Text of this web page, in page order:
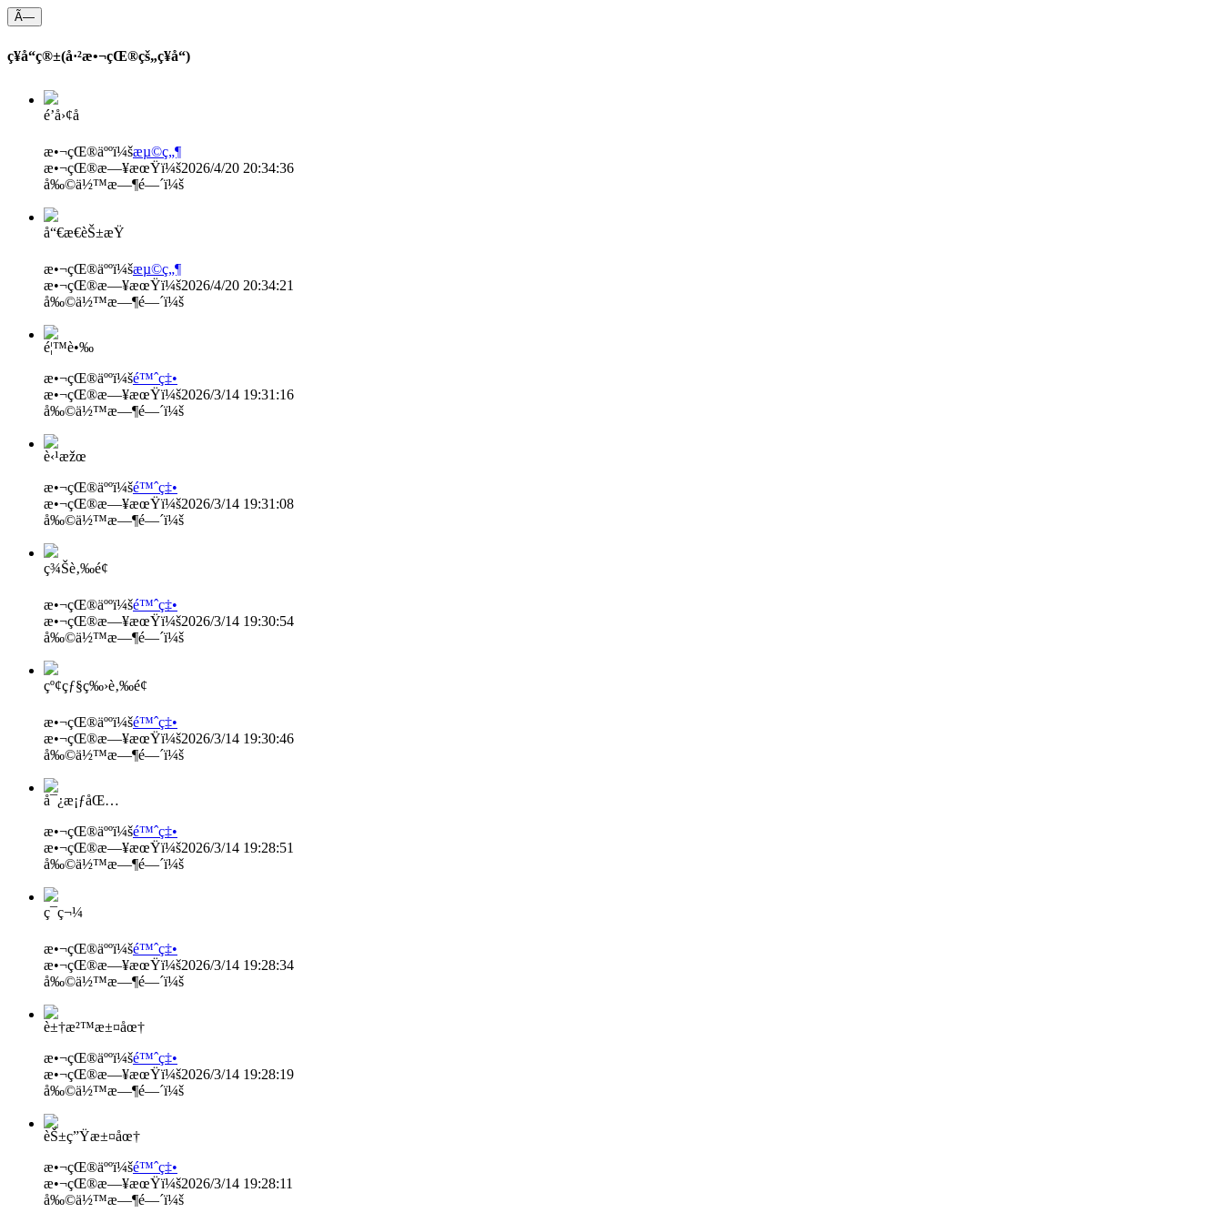
Ã—
ç¥­å“ç®±(å·²æ•¬çŒ®çš„ç¥­å“)
é’å›¢å­
æ•¬çŒ®äººï¼šæµ©ç„¶
æ•¬çŒ®æ—¥æœŸï¼š2026/4/20 20:34:36
å‰©ä½™æ—¶é—´ï¼š
å“€æ€èŠ±æŸ
æ•¬çŒ®äººï¼šæµ©ç„¶
æ•¬çŒ®æ—¥æœŸï¼š2026/4/20 20:34:21
å‰©ä½™æ—¶é—´ï¼š
é¦™è•‰
æ•¬çŒ®äººï¼šé™ˆç‡•
æ•¬çŒ®æ—¥æœŸï¼š2026/3/14 19:31:16
å‰©ä½™æ—¶é—´ï¼š
è‹¹æžœ
æ•¬çŒ®äººï¼šé™ˆç‡•
æ•¬çŒ®æ—¥æœŸï¼š2026/3/14 19:31:08
å‰©ä½™æ—¶é—´ï¼š
ç¾Šè‚‰é¢
æ•¬çŒ®äººï¼šé™ˆç‡•
æ•¬çŒ®æ—¥æœŸï¼š2026/3/14 19:30:54
å‰©ä½™æ—¶é—´ï¼š
çº¢çƒ§ç‰›è‚‰é¢
æ•¬çŒ®äººï¼šé™ˆç‡•
æ•¬çŒ®æ—¥æœŸï¼š2026/3/14 19:30:46
å‰©ä½™æ—¶é—´ï¼š
å¯¿æ¡ƒåŒ…
æ•¬çŒ®äººï¼šé™ˆç‡•
æ•¬çŒ®æ—¥æœŸï¼š2026/3/14 19:28:51
å‰©ä½™æ—¶é—´ï¼š
ç¯ç¬¼
æ•¬çŒ®äººï¼šé™ˆç‡•
æ•¬çŒ®æ—¥æœŸï¼š2026/3/14 19:28:34
å‰©ä½™æ—¶é—´ï¼š
è±†æ²™æ±¤åœ†
æ•¬çŒ®äººï¼šé™ˆç‡•
æ•¬çŒ®æ—¥æœŸï¼š2026/3/14 19:28:19
å‰©ä½™æ—¶é—´ï¼š
èŠ±ç”Ÿæ±¤åœ†
æ•¬çŒ®äººï¼šé™ˆç‡•
æ•¬çŒ®æ—¥æœŸï¼š2026/3/14 19:28:11
å‰©ä½™æ—¶é—´ï¼š